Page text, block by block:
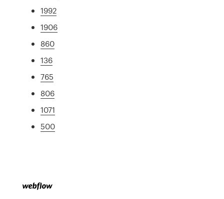
1992
1906
860
136
765
806
1071
500